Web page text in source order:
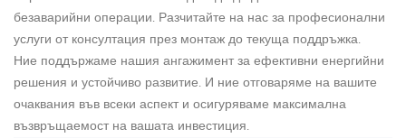
безаварийни операции. Разчитайте на нас за професионални
услуги от консултация през монтаж до текуща поддръжка.
Ние поддържаме нашия ангажимент за ефективни енергийни
решения и устойчиво развитие. И ние отговаряме на вашите
очаквания във всеки аспект и осигуряваме максимална
възвръщаемост на вашата инвестиция.